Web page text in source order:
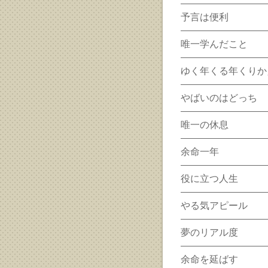
予言は便利
唯一学んだこと
ゆく年くる年くり
やばいのはどっち
唯一の休息
余命一年
役に立つ人生
やる気アピール
夢のリアル度
余命を延ばす